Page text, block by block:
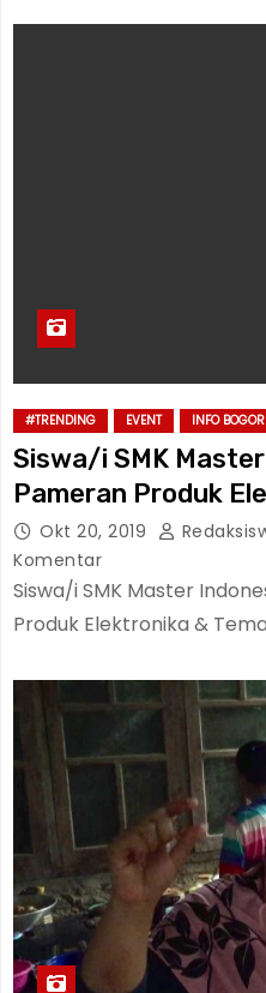
#TRENDING EVENT INFO BOGOR
Siswa/i SMK
Pameran
Okt 20, 2019
Komentar
Siswa/i SMK Master
Produk Elektronika &